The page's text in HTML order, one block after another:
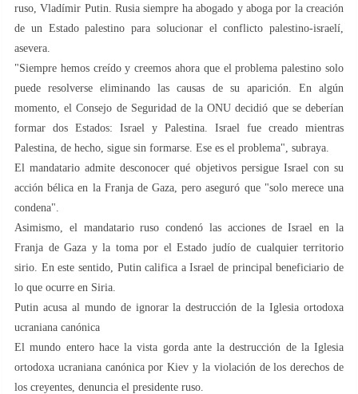
ruso, Vladímir Putin. Rusia siempre ha abogado y aboga por la creación
de un Estado palestino para solucionar el conflicto palestino-israelí,
asevera.
"Siempre hemos creído y creemos ahora que el problema palestino solo
puede resolverse eliminando las causas de su aparición. En algún
momento, el Consejo de Seguridad de la ONU decidió que se deberían
formar dos Estados: Israel y Palestina. Israel fue creado mientras
Palestina, de hecho, sigue sin formarse. Ese es el problema", subraya.
El mandatario admite desconocer qué objetivos persigue Israel con su
acción bélica en la Franja de Gaza, pero aseguró que "solo merece una
condena".
Asimismo, el mandatario ruso condenó las acciones de Israel en la
Franja de Gaza y la toma por el Estado judío de cualquier territorio
sirio. En este sentido, Putin califica a Israel de principal beneficiario de
lo que ocurre en Siria.
Putin acusa al mundo de ignorar la destrucción de la Iglesia ortodoxa
ucraniana canónica
El mundo entero hace la vista gorda ante la destrucción de la Iglesia
ortodoxa ucraniana canónica por Kiev y la violación de los derechos de
los creyentes, denuncia el presidente ruso.